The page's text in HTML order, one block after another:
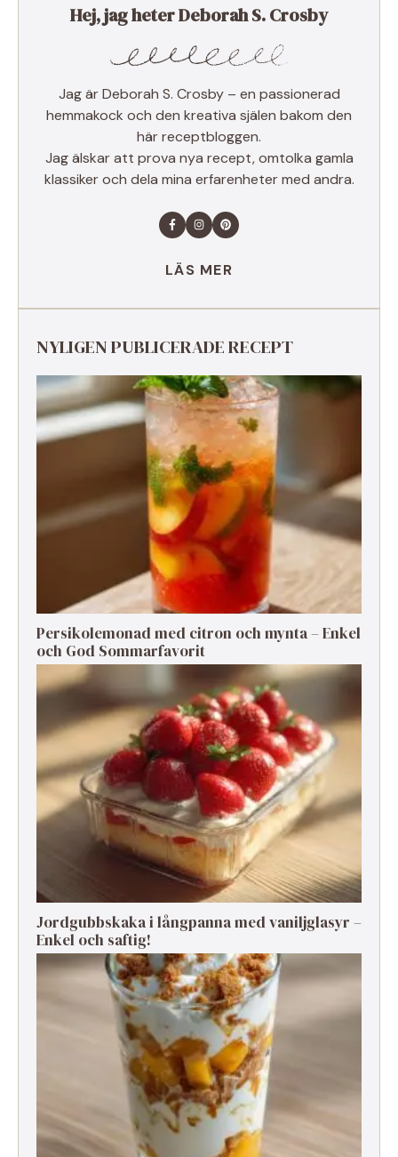
Hej, jag heter Deborah S. Crosby
Jag är Deborah S. Crosby – en passionerad
hemmakock och den kreativa själen bakom den
här receptbloggen.
Jag älskar att prova nya recept, omtolka gamla
klassiker och dela mina erfarenheter med andra.
LÄS MER
NYLIGEN PUBLICERADE RECEPT
Persikolemonad med citron och mynta – Enkel
och God Sommarfavorit
Jordgubbskaka i långpanna med vaniljglasyr –
Enkel och saftig!